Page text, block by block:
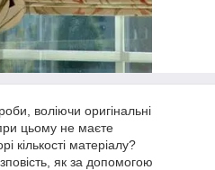
воліючи оригінальні
цьому не маєте
кількості матеріалу?
як за допомогою